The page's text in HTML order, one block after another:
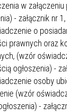
w
- załącznik nr 1,
o
prawnych oraz
(wzór
ogłoszenia) -
osoby
(wzór
-